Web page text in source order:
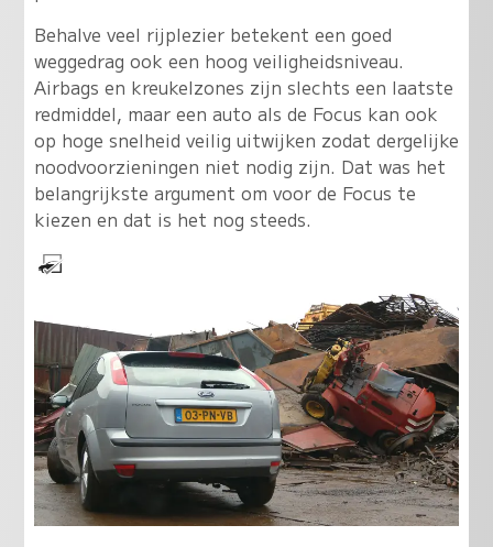
Behalve veel rijplezier betekent een goed
weggedrag ook een hoog veiligheidsniveau.
Airbags en kreukelzones zijn slechts een laatste
redmiddel, maar een auto als de Focus kan ook
op hoge snelheid veilig uitwijken zodat dergelijke
noodvoorzieningen niet nodig zijn. Dat was het
belangrijkste argument om voor de Focus te
kiezen en dat is het nog steeds.